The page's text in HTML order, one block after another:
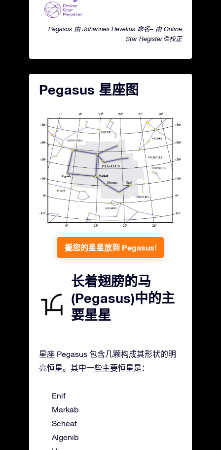
Pegasus 由 Johannes Hevelius 命名– 由 Online
Star Register ©校正
Pegasus 星座图
把您的星星放到 Pegasus!
长着翅膀的马
(Pegasus)中的主
要星星
星座 Pegasus 包含几颗构成其形状的明
亮恒星。其中一些主要恒星是：
Enif
Markab
Scheat
Algenib